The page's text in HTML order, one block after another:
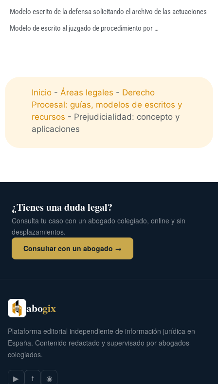
Modelo escrito de la defensa solicitando el archivo de las actuaciones
Modelo de escrito al juzgado de procedimiento por …
Inicio - Áreas legales - Derecho
Procesal: guías, modelos de escritos y
recursos - Prejudicialidad: concepto y
aplicaciones
¿Tienes una duda legal?
Consulta tu caso con un abogado colegiado, online y sin
desplazamientos.
Consultar con un abogado →
abogix
Plataforma editorial independiente de información jurídica en
España. Contenido redactado y supervisado por abogados
colegiados.
▶ f ◉